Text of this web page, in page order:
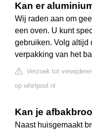
Kan er
Wij raden aan om
een oven. U kunt
gebruiken. Volg altijd
verpakking van het
Verzoek tot
op whirlpool.nl
Kan je
Naast huisgemaakt